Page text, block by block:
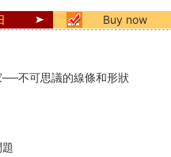
Buy now
──不可思議的線條和形狀